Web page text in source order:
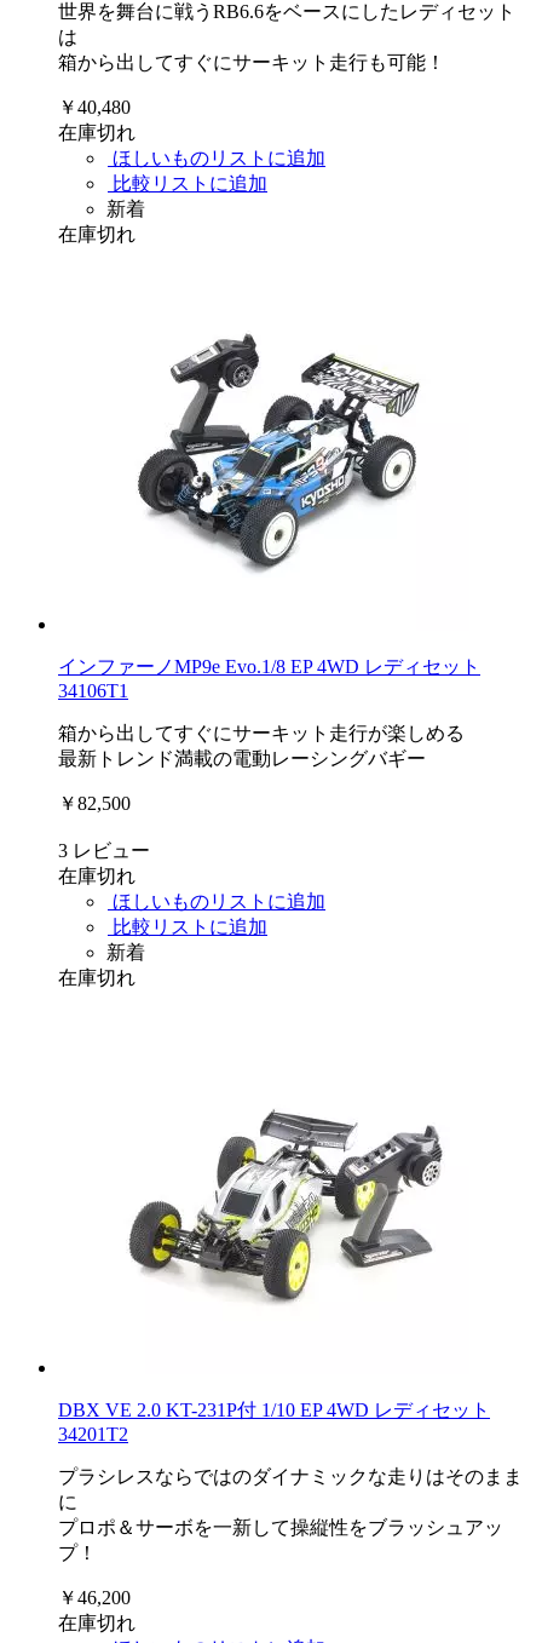
世界を舞台に戦うRB6.6をベースにしたレディセット
は
箱から出してすぐにサーキット走行も可能！
￥40,480
在庫切れ
ほしいものリストに追加
比較リストに追加
新着
在庫切れ
インファーノMP9e Evo.1/8 EP 4WD レディセット
34106T1
箱から出してすぐにサーキット走行が楽しめる
最新トレンド満載の電動レーシングバギー
￥82,500
3 レビュー
在庫切れ
ほしいものリストに追加
比較リストに追加
新着
在庫切れ
DBX VE 2.0 KT-231P付 1/10 EP 4WD レディセット
34201T2
プラシレスならではのダイナミックな走りはそのまま
に
プロポ＆サーボを一新して操縦性をブラッシュアッ
プ！
￥46,200
在庫切れ